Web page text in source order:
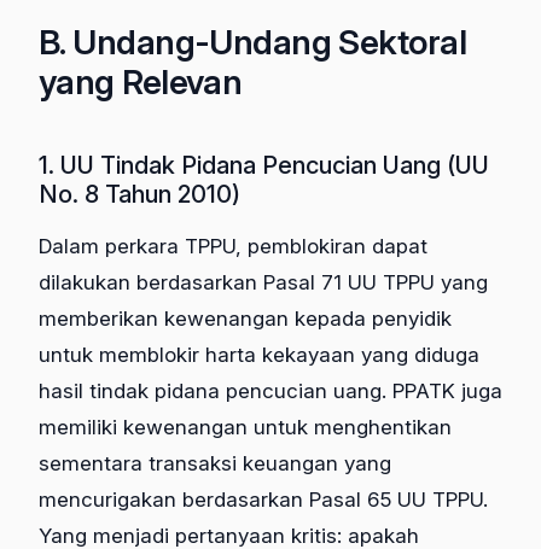
B. Undang-Undang Sektoral
yang Relevan
1. UU Tindak Pidana Pencucian Uang (UU
No. 8 Tahun 2010)
Dalam perkara TPPU, pemblokiran dapat
dilakukan berdasarkan Pasal 71 UU TPPU yang
memberikan kewenangan kepada penyidik
untuk memblokir harta kekayaan yang diduga
hasil tindak pidana pencucian uang. PPATK juga
memiliki kewenangan untuk menghentikan
sementara transaksi keuangan yang
mencurigakan berdasarkan Pasal 65 UU TPPU.
Yang menjadi pertanyaan kritis: apakah